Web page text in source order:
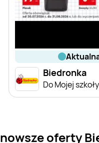
Biedronka
Do Mojej
oferty